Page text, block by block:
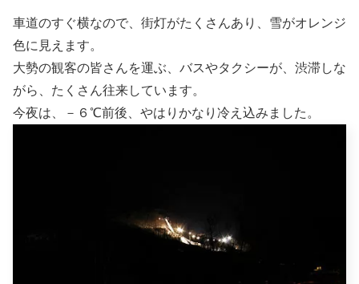
車道のすぐ横なので、街灯がたくさんあり、雪がオレンジ
色に見えます。
大勢の観客の皆さんを運ぶ、バスやタクシーが、渋滞しな
がら、たくさん往来しています。
今夜は、－６℃前後、やはりかなり冷え込みました。